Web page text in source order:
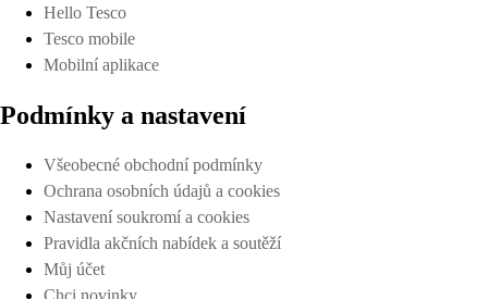
Hello Tesco
Tesco mobile
Mobilní aplikace
Podmínky a nastavení
Všeobecné obchodní podmínky
Ochrana osobních údajů a cookies
Nastavení soukromí a cookies
Pravidla akčních nabídek a soutěží
Můj účet
Chci novinky